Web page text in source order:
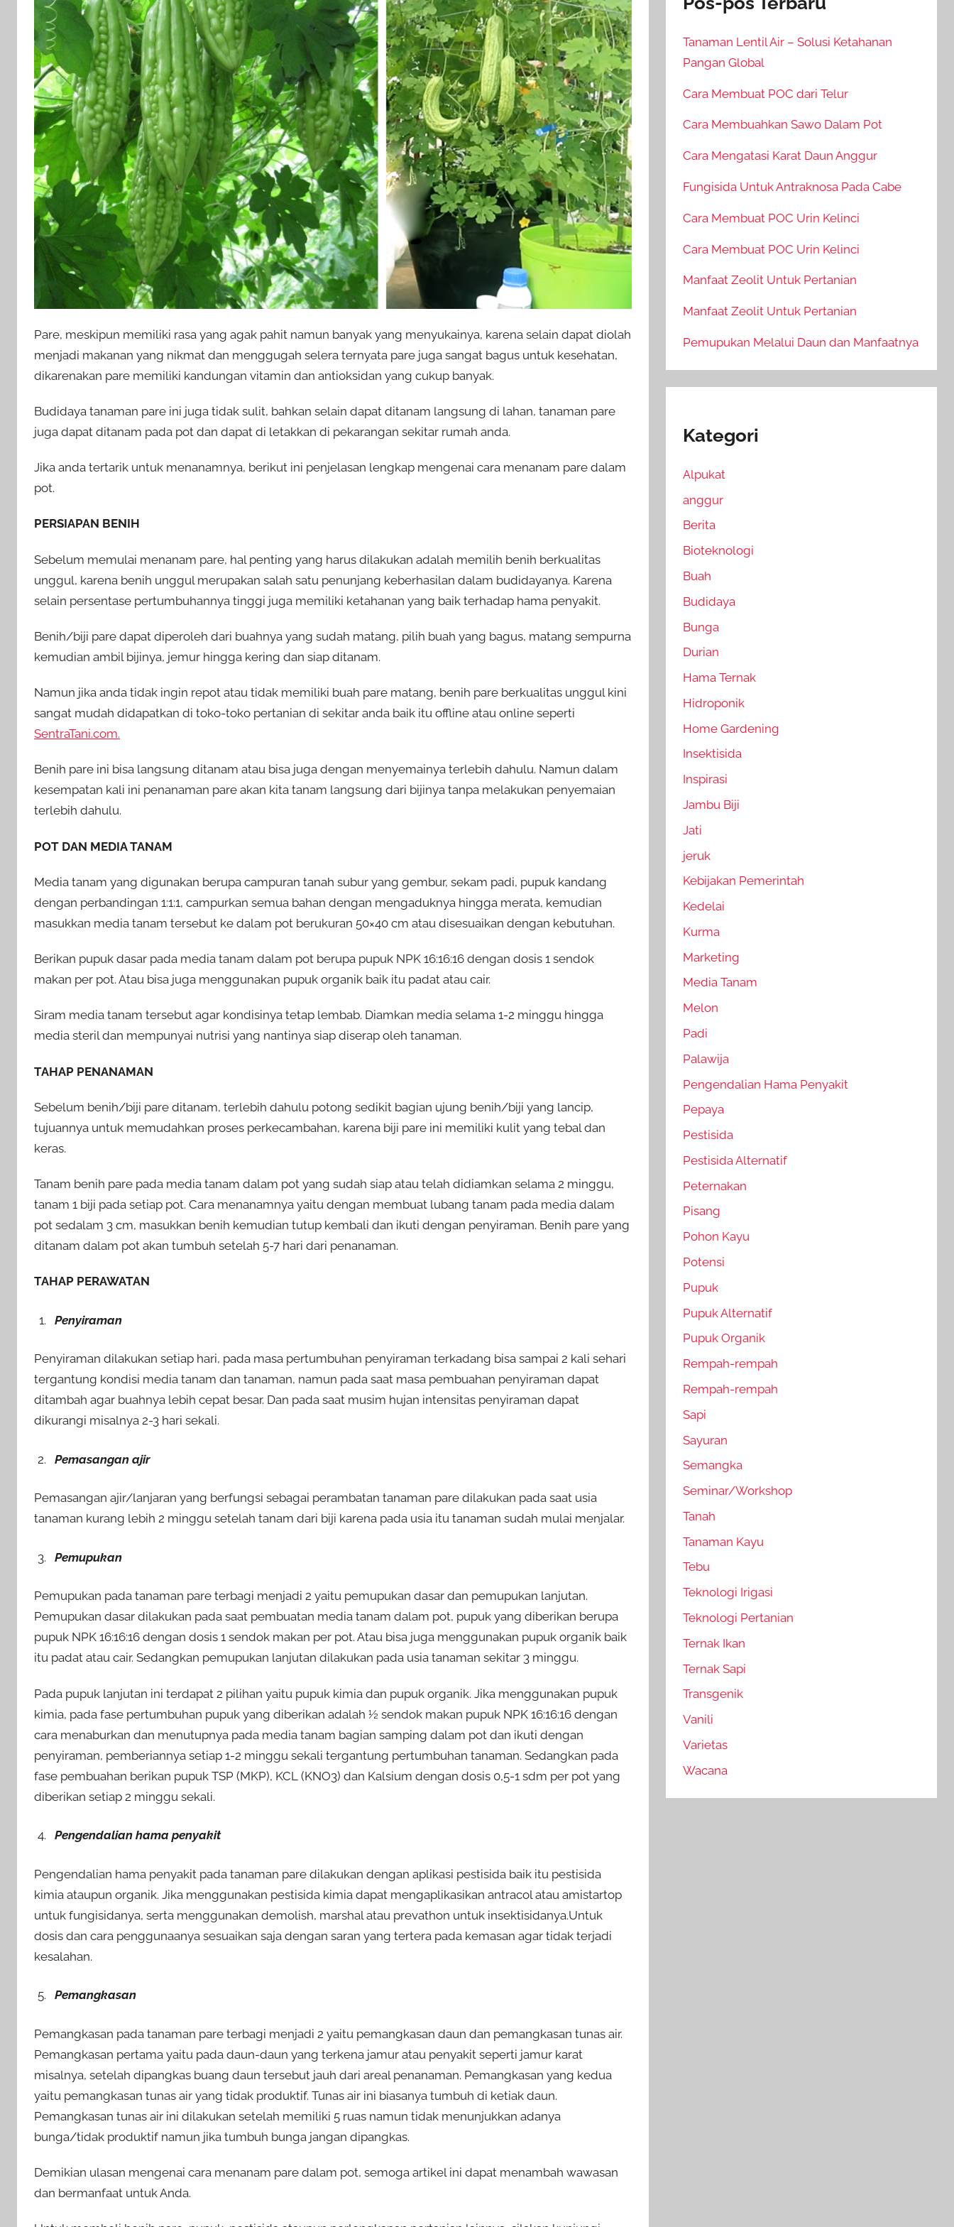
Pare, meskipun memiliki rasa yang agak pahit namun banyak yang menyukainya, karena selain dapat diolah
menjadi makanan yang nikmat dan menggugah selera ternyata pare juga sangat bagus untuk kesehatan,
dikarenakan pare memiliki kandungan vitamin dan antioksidan yang cukup banyak.
Budidaya tanaman pare ini juga tidak sulit, bahkan selain dapat ditanam langsung di lahan, tanaman pare
juga dapat ditanam pada pot dan dapat di letakkan di pekarangan sekitar rumah anda.
Jika anda tertarik untuk menanamnya, berikut ini penjelasan lengkap mengenai cara menanam pare dalam
pot.
PERSIAPAN BENIH
Sebelum memulai menanam pare, hal penting yang harus dilakukan adalah memilih benih berkualitas
unggul, karena benih unggul merupakan salah satu penunjang keberhasilan dalam budidayanya. Karena
selain persentase pertumbuhannya tinggi juga memiliki ketahanan yang baik terhadap hama penyakit.
Benih/biji pare dapat diperoleh dari buahnya yang sudah matang, pilih buah yang bagus, matang sempurna
kemudian ambil bijinya, jemur hingga kering dan siap ditanam.
Namun jika anda tidak ingin repot atau tidak memiliki buah pare matang, benih pare berkualitas unggul kini
sangat mudah didapatkan di toko-toko pertanian di sekitar anda baik itu offline atau online seperti
SentraTani.com.
Benih pare ini bisa langsung ditanam atau bisa juga dengan menyemainya terlebih dahulu. Namun dalam
kesempatan kali ini penanaman pare akan kita tanam langsung dari bijinya tanpa melakukan penyemaian
terlebih dahulu.
POT DAN MEDIA TANAM
Media tanam yang digunakan berupa campuran tanah subur yang gembur, sekam padi, pupuk kandang
dengan perbandingan 1:1:1, campurkan semua bahan dengan mengaduknya hingga merata, kemudian
masukkan media tanam tersebut ke dalam pot berukuran 50×40 cm atau disesuaikan dengan kebutuhan.
Berikan pupuk dasar pada media tanam dalam pot berupa pupuk NPK 16:16:16 dengan dosis 1 sendok
makan per pot. Atau bisa juga menggunakan pupuk organik baik itu padat atau cair.
Siram media tanam tersebut agar kondisinya tetap lembab. Diamkan media selama 1-2 minggu hingga
media steril dan mempunyai nutrisi yang nantinya siap diserap oleh tanaman.
TAHAP PENANAMAN
Sebelum benih/biji pare ditanam, terlebih dahulu potong sedikit bagian ujung benih/biji yang lancip,
tujuannya untuk memudahkan proses perkecambahan, karena biji pare ini memiliki kulit yang tebal dan
keras.
Tanam benih pare pada media tanam dalam pot yang sudah siap atau telah didiamkan selama 2 minggu,
tanam 1 biji pada setiap pot. Cara menanamnya yaitu dengan membuat lubang tanam pada media dalam
pot sedalam 3 cm, masukkan benih kemudian tutup kembali dan ikuti dengan penyiraman. Benih pare yang
ditanam dalam pot akan tumbuh setelah 5-7 hari dari penanaman.
TAHAP PERAWATAN
Penyiraman
Penyiraman dilakukan setiap hari, pada masa pertumbuhan penyiraman terkadang bisa sampai 2 kali sehari
tergantung kondisi media tanam dan tanaman, namun pada saat masa pembuahan penyiraman dapat
ditambah agar buahnya lebih cepat besar. Dan pada saat musim hujan intensitas penyiraman dapat
dikurangi misalnya 2-3 hari sekali.
Pemasangan ajir
Pemasangan ajir/lanjaran yang berfungsi sebagai perambatan tanaman pare dilakukan pada saat usia
tanaman kurang lebih 2 minggu setelah tanam dari biji karena pada usia itu tanaman sudah mulai menjalar.
Pemupukan
Pemupukan pada tanaman pare terbagi menjadi 2 yaitu pemupukan dasar dan pemupukan lanjutan.
Pemupukan dasar dilakukan pada saat pembuatan media tanam dalam pot, pupuk yang diberikan berupa
pupuk NPK 16:16:16 dengan dosis 1 sendok makan per pot. Atau bisa juga menggunakan pupuk organik baik
itu padat atau cair. Sedangkan pemupukan lanjutan dilakukan pada usia tanaman sekitar 3 minggu.
Pada pupuk lanjutan ini terdapat 2 pilihan yaitu pupuk kimia dan pupuk organik. Jika menggunakan pupuk
kimia, pada fase pertumbuhan pupuk yang diberikan adalah ½ sendok makan pupuk NPK 16:16:16 dengan
cara menaburkan dan menutupnya pada media tanam bagian samping dalam pot dan ikuti dengan
penyiraman, pemberiannya setiap 1-2 minggu sekali tergantung pertumbuhan tanaman. Sedangkan pada
fase pembuahan berikan pupuk TSP (MKP), KCL (KNO3) dan Kalsium dengan dosis 0,5-1 sdm per pot yang
diberikan setiap 2 minggu sekali.
Pengendalian hama penyakit
Pengendalian hama penyakit pada tanaman pare dilakukan dengan aplikasi pestisida baik itu pestisida
kimia ataupun organik. Jika menggunakan pestisida kimia dapat mengaplikasikan antracol atau amistartop
untuk fungisidanya, serta menggunakan demolish, marshal atau prevathon untuk insektisidanya.Untuk
dosis dan cara penggunaanya sesuaikan saja dengan saran yang tertera pada kemasan agar tidak terjadi
kesalahan.
Pemangkasan
Pemangkasan pada tanaman pare terbagi menjadi 2 yaitu pemangkasan daun dan pemangkasan tunas air.
Pemangkasan pertama yaitu pada daun-daun yang terkena jamur atau penyakit seperti jamur karat
misalnya, setelah dipangkas buang daun tersebut jauh dari areal penanaman. Pemangkasan yang kedua
yaitu pemangkasan tunas air yang tidak produktif. Tunas air ini biasanya tumbuh di ketiak daun.
Pemangkasan tunas air ini dilakukan setelah memiliki 5 ruas namun tidak menunjukkan adanya
bunga/tidak produktif namun jika tumbuh bunga jangan dipangkas.
Demikian ulasan mengenai cara menanam pare dalam pot, semoga artikel ini dapat menambah wawasan
dan bermanfaat untuk Anda.
Tanaman Lentil Air – Solusi Ketahanan
Pangan Global
Cara Membuat POC dari Telur
Cara Membuahkan Sawo Dalam Pot
Cara Mengatasi Karat Daun Anggur
Fungisida Untuk Antraknosa Pada Cabe
Cara Membuat POC Urin Kelinci
Cara Membuat POC Urin Kelinci
Manfaat Zeolit Untuk Pertanian
Manfaat Zeolit Untuk Pertanian
Pemupukan Melalui Daun dan Manfaatnya
Kategori
Alpukat
anggur
Berita
Bioteknologi
Buah
Budidaya
Bunga
Durian
Hama Ternak
Hidroponik
Home Gardening
Insektisida
Inspirasi
Jambu Biji
Jati
jeruk
Kebijakan Pemerintah
Kedelai
Kurma
Marketing
Media Tanam
Melon
Padi
Palawija
Pengendalian Hama Penyakit
Pepaya
Pestisida
Pestisida Alternatif
Peternakan
Pisang
Pohon Kayu
Potensi
Pupuk
Pupuk Alternatif
Pupuk Organik
Rempah-rempah
Rempah-rempah
Sapi
Sayuran
Semangka
Seminar/Workshop
Tanah
Tanaman Kayu
Tebu
Teknologi Irigasi
Teknologi Pertanian
Ternak Ikan
Ternak Sapi
Transgenik
Vanili
Varietas
Wacana